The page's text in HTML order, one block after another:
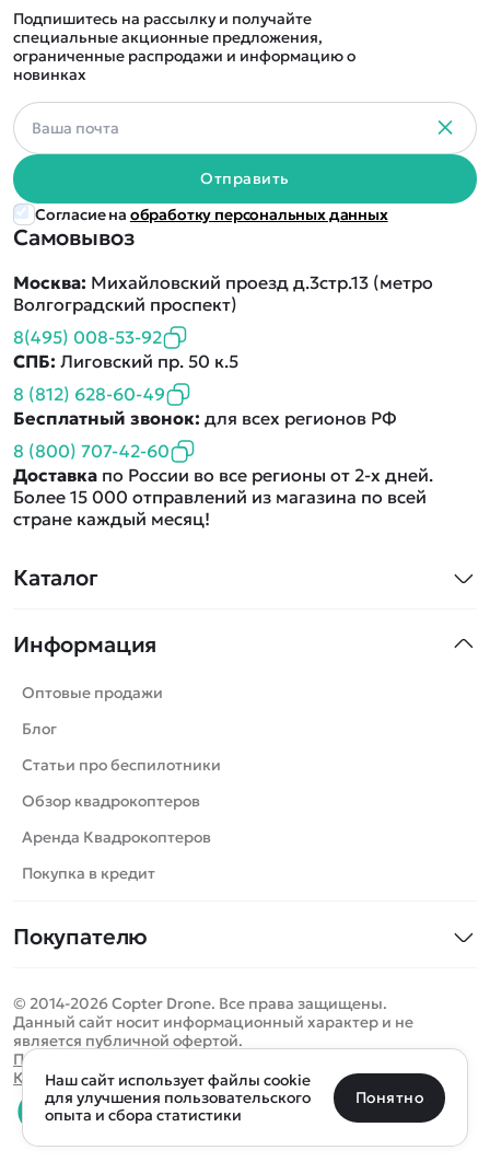
Каталог
Машинки
Танки
Вертолеты
Катера
Роботы
Самолеты
Сборные модели
Спецтехника
Игрушки
Запчасти для моделей
Бренды
Информация
Оптовые продажи
Блог
Статьи про беспилотники
Обзор квадрокоптеров
Аренда Квадрокоптеров
Покупка в кредит
Покупателю
Оплата и доставка
Помощь
Отследить заказ
Оплата на сайте
Самовывоз
Москва: Михайловский проезд д.3стр.13 (метро
Волгоградский проспект)
8(495) 008-53-92
СПБ: Лиговский пр. 50 к.5
8 (812) 628-60-49
Бесплатный звонок: для всех регионов РФ
8 (800) 707-42-60
Доставка по России во все регионы от 2-х дней.
Более 15 000 отправлений из магазина по всей
стране каждый месяц!
Подпишитесь на рассылку и получайте
специальные акционные предложения,
ограниченные распродажи и информацию о
новинках
Отправить
Согласие на обработку персональных данных
© 2014-2026 Copter Drone. Все права защищены.
Данный сайт носит информационный характер и не
является публичной офертой.
Политика конфиденциальности
Карта сайта
0 товаров Очистить
Определить местоположение
Санкт-Петербург Москва Майкоп Уфа
Наш сайт использует файлы cookie
для улучшения пользовательского
опыта и сбора статистики
Понятно